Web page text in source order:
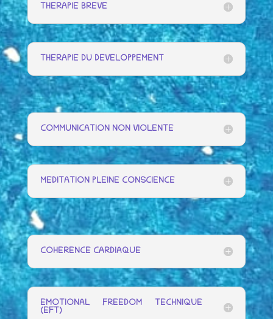
THERAPIE BREVE
THERAPIE DU DEVELOPPEMENT
COMMUNICATION NON VIOLENTE
MEDITATION PLEINE CONSCIENCE
COHERENCE CARDIAQUE
EMOTIONAL FREEDOM TECHNIQUE
(EFT)